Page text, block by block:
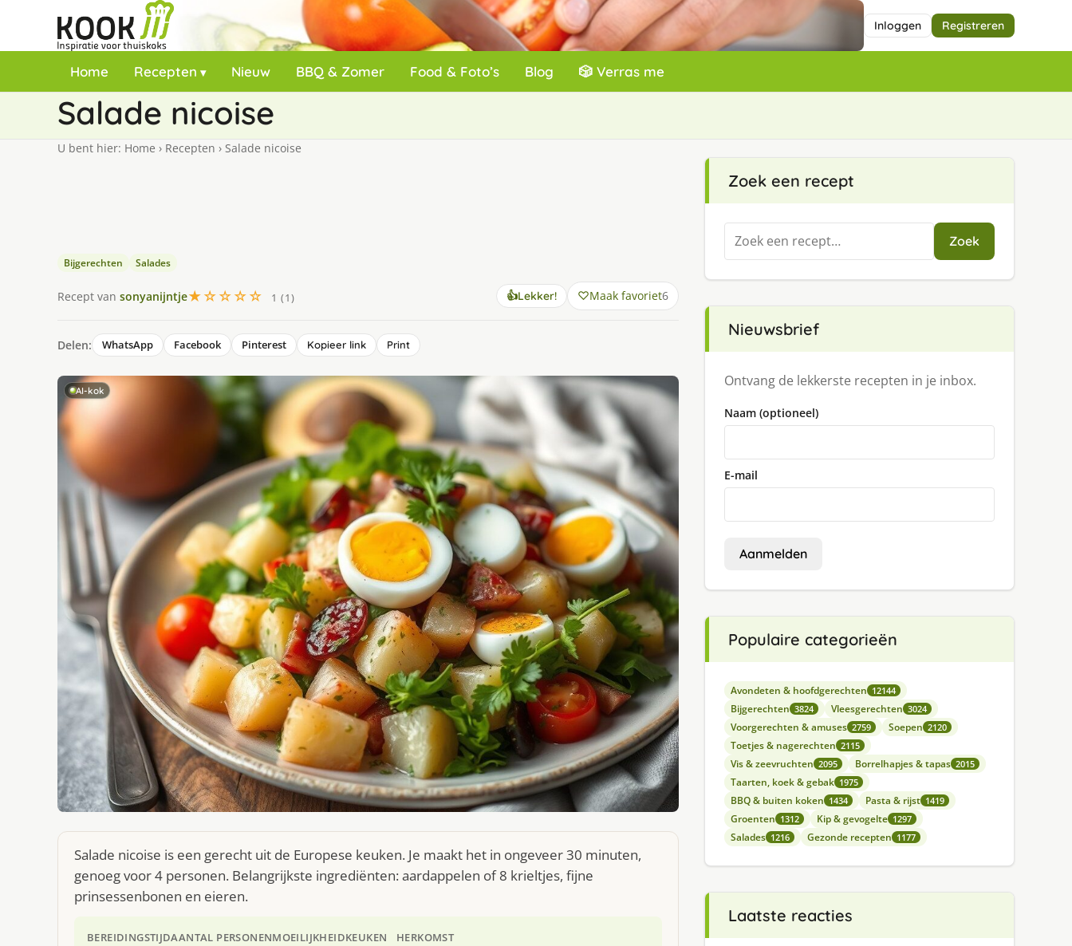
Inloggen Registreren
Home Recepten Nieuw BBQ & Zomer Food & Foto’s Blog 🎲 Verras me
Salade nicoise
U bent hier: Home › Recepten › Salade nicoise
Bijgerechten Salades
Recept van sonyanijntje★☆☆☆☆ 1 (1) 👍Lekker! Maak favoriet6
Delen: WhatsApp Facebook Pinterest Kopieer link Print
AI-kok
Salade nicoise is een gerecht uit de Europese keuken. Je maakt het in ongeveer 30 minuten,
genoeg voor 4 personen. Belangrijkste ingrediënten: aardappelen of 8 krieltjes, fijne
prinsessenbonen en eieren.
BEREIDINGSTIJDAANTAL PERSONENMOEILIJKHEIDKEUKEN HERKOMST
Zoek een recept
Zoeken
naar:
Zoek
Nieuwsbrief
Ontvang de lekkerste recepten in je inbox.
Naam (optioneel)
E-mail
Aanmelden
Populaire categorieën
Avondeten & hoofdgerechten 12144
Bijgerechten 3824 Vleesgerechten 3024
Voorgerechten & amuses 2759 Soepen 2120
Toetjes & nagerechten 2115
Vis & zeevruchten 2095 Borrelhapjes & tapas 2015
Taarten, koek & gebak 1975
BBQ & buiten koken 1434 Pasta & rijst 1419
Groenten 1312 Kip & gevogelte 1297
Salades 1216 Gezonde recepten 1177
Laatste reacties